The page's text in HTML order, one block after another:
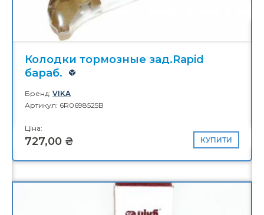
Сайлентблок зад.рычага Oct.А5
Бренд:BORSEHUNG
Артикул: 1K0505553A
Ціна:
236,00 ₴
17